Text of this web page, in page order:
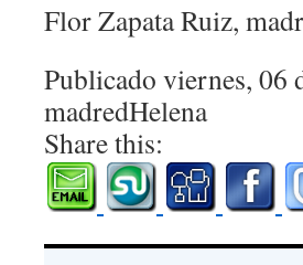
Flor Zapata Ruiz,
Publicado viernes, 06
madredHelena
Share this: